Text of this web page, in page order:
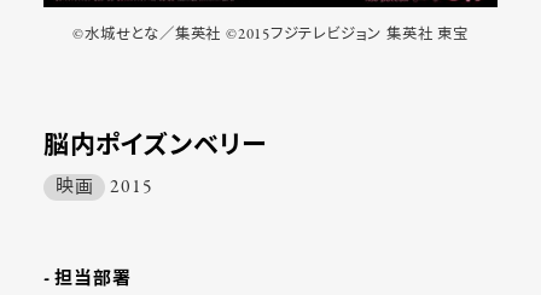
©水城せとな／集英社 ©2015フジテレビジョン 集英社 東宝
脳内ポイズンベリー
映画 2015
- 担当部署